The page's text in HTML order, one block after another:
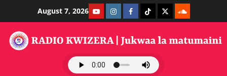
content
August 7, 2026 YoutubeInstagramFacebook
TikTokTwitterSoundClauds